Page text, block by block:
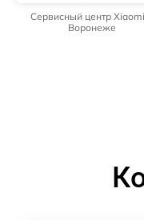
Сервисный центр
Воронеже